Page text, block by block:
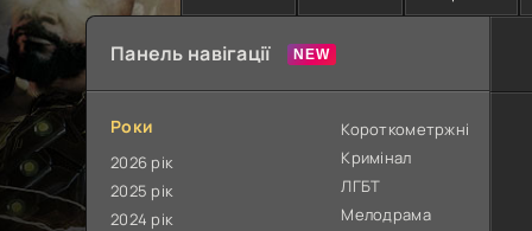
Панель навігації
Роки
2026 рік
2025 рік
2024 рік
Короткометржні
Кримінал
ЛГБТ
Мелодрама